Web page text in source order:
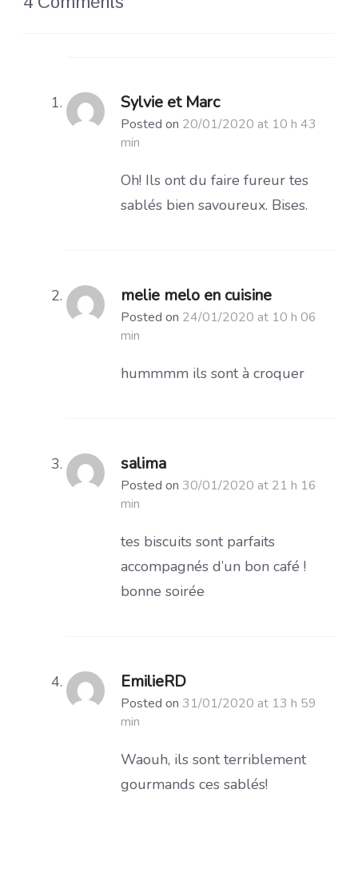
Sylvie et Marc
Posted on 20/01/2020 at 10 h 43
min
Oh! Ils ont du faire fureur tes
sablés bien savoureux. Bises.
melie melo en cuisine
Posted on 24/01/2020 at 10 h 06
min
hummmm ils sont à croquer
salima
Posted on 30/01/2020 at 21 h 16
min
tes biscuits sont parfaits
accompagnés d’un bon café !
bonne soirée
EmilieRD
Posted on 31/01/2020 at 13 h 59
min
Waouh, ils sont terriblement
gourmands ces sablés!